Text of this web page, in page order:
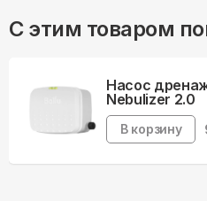
С этим товаром
Насос
Nebulizer 2.0
В корзину